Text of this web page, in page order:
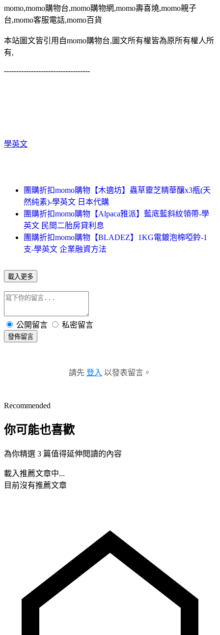
momo,momo購物台,momo購物網,momo壽喜燒,momo親子
台,momo客服電話,momo百貨
本站圖文皆引用自momo購物台,圖文所有權皆為原所有權人所
有,
-----------------------------------
學英文
團購折扣momo購物【木適坊】蟲草靈芝精華釀x3瓶(天
然純素)-學英文 日本代購
團購折扣momo購物【Alpaca雅派】藍底藍斜紋領帶-學
英文 民間二胎房貸利息
團購折扣momo購物【BLADEZ】1KG電鍍泡棉啞鈴-1
支-學英文 企業融資方法
載入更多
公開留言 私密留言
發佈留言
請先 登入 以發表留言。
Recommended
你可能也喜歡
為你精選 3 篇值得延伸閱讀的內容
載入推薦文章中...
目前沒有推薦文章